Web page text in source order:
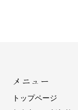
メニュー
トップページ